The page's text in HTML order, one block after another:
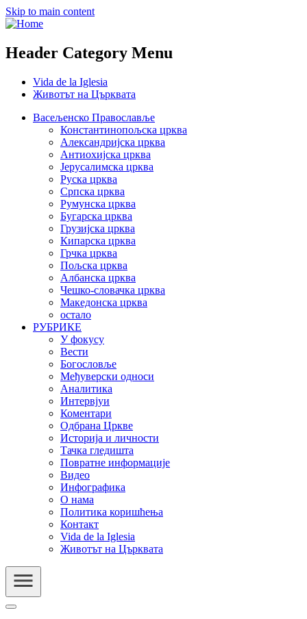
Skip to main content
Header Category Menu
Vida de la Iglesia
Животът на Църквата
Васељенско Православље
Константинопољска црква
Александријска црква
Антиохијска црква
Јерусалимска црква
Руска црква
Српска црква
Румунска црква
Бугарска црква
Грузијска црква
Кипарска црква
Грчка црква
Пољска црква
Албанска црква
Чешко-словачка црква
Македонска црква
остало
РУБРИКЕ
У фокусу
Вести
Богословље
Међуверски односи
Аналитика
Интервјуи
Коментари
Одбрана Цркве
Историја и личности
Тачка гледишта
Повратне информације
Видео
Инфографика
О нама
Политика коришћења
Контакт
Vida de la Iglesia
Животът на Църквата